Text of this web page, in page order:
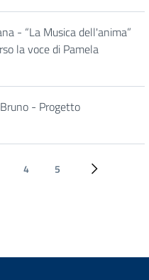
- “La Musica dell'anima”
la voce di Pamela
- Progetto
4 5
Pagina